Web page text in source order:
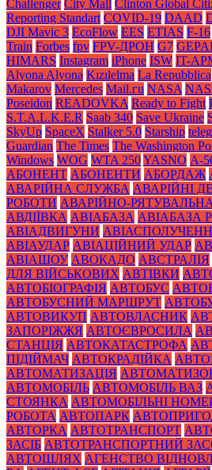
Challenger City Mall Clinton Global
Reporting Standart COVID-19 DAAD
DJI Mavic 3 EcoFlow EES ETIAS F-16
Train Forbes fpv FPV-ДРОН G7
HIMARS Instagram iPhone ISW IT-
Alyona Alyona Kızılelma La Repubblica
Makarov Mercedes Mаil.гu NASA
Poseidon READOVKA Ready to Fight
S.T.A.L.K.E.R Saab 340 Save Ukraine
SkyUp SpaceX Stalker 5.0 Starship
Guardian The Times The Washington
Windows WOG WTA 250YASNO А-
АБОНЕНТ АБОНЕНТИ АБОРДАЖ
АВАРІЙНА СЛУЖБА АВАРІЙНІ
РОБОТИ АВАРІЙНО-
АВДІЇВКА АВІАБАЗА АВІАБАЗА
АВІАДВИГУНИ
АВІАУДАР АВІАЦІЙНИЙ УДАР
АВІАШОУ АВОКАДО АВСТРАЛІЯ
ДЛЯ ВІЙСЬКОВИХ АВТІВКИ
АВТОБІОГРАФІЯ АВТОБУС
АВТОБУСНИЙ МАРШРУТ
АВТОВИКУП АВТОВЛАСНИК
ЗАПОРІЖЖЯ АВТОЄВРОСИЛА
СТАНЦІЯ АВТОКАТАСТРОФА
ПІДІЙМАЧ АВТОКРАДІЙКА
АВТОМАТИЗАЦІЯ
АВТОМОБІЛЬ АВТОМОБІЛЬ ВАЗ
СТОЯНКА АВТОМОБІЛЬНІ
РОБОТА АВТОПАРК
АВТОРКА АВТОТРАНСПОРТ
ЗАСІБ АВТОТРАНСПОРТНИЙ
АВТОШЛЯХ АГЕНСТВО